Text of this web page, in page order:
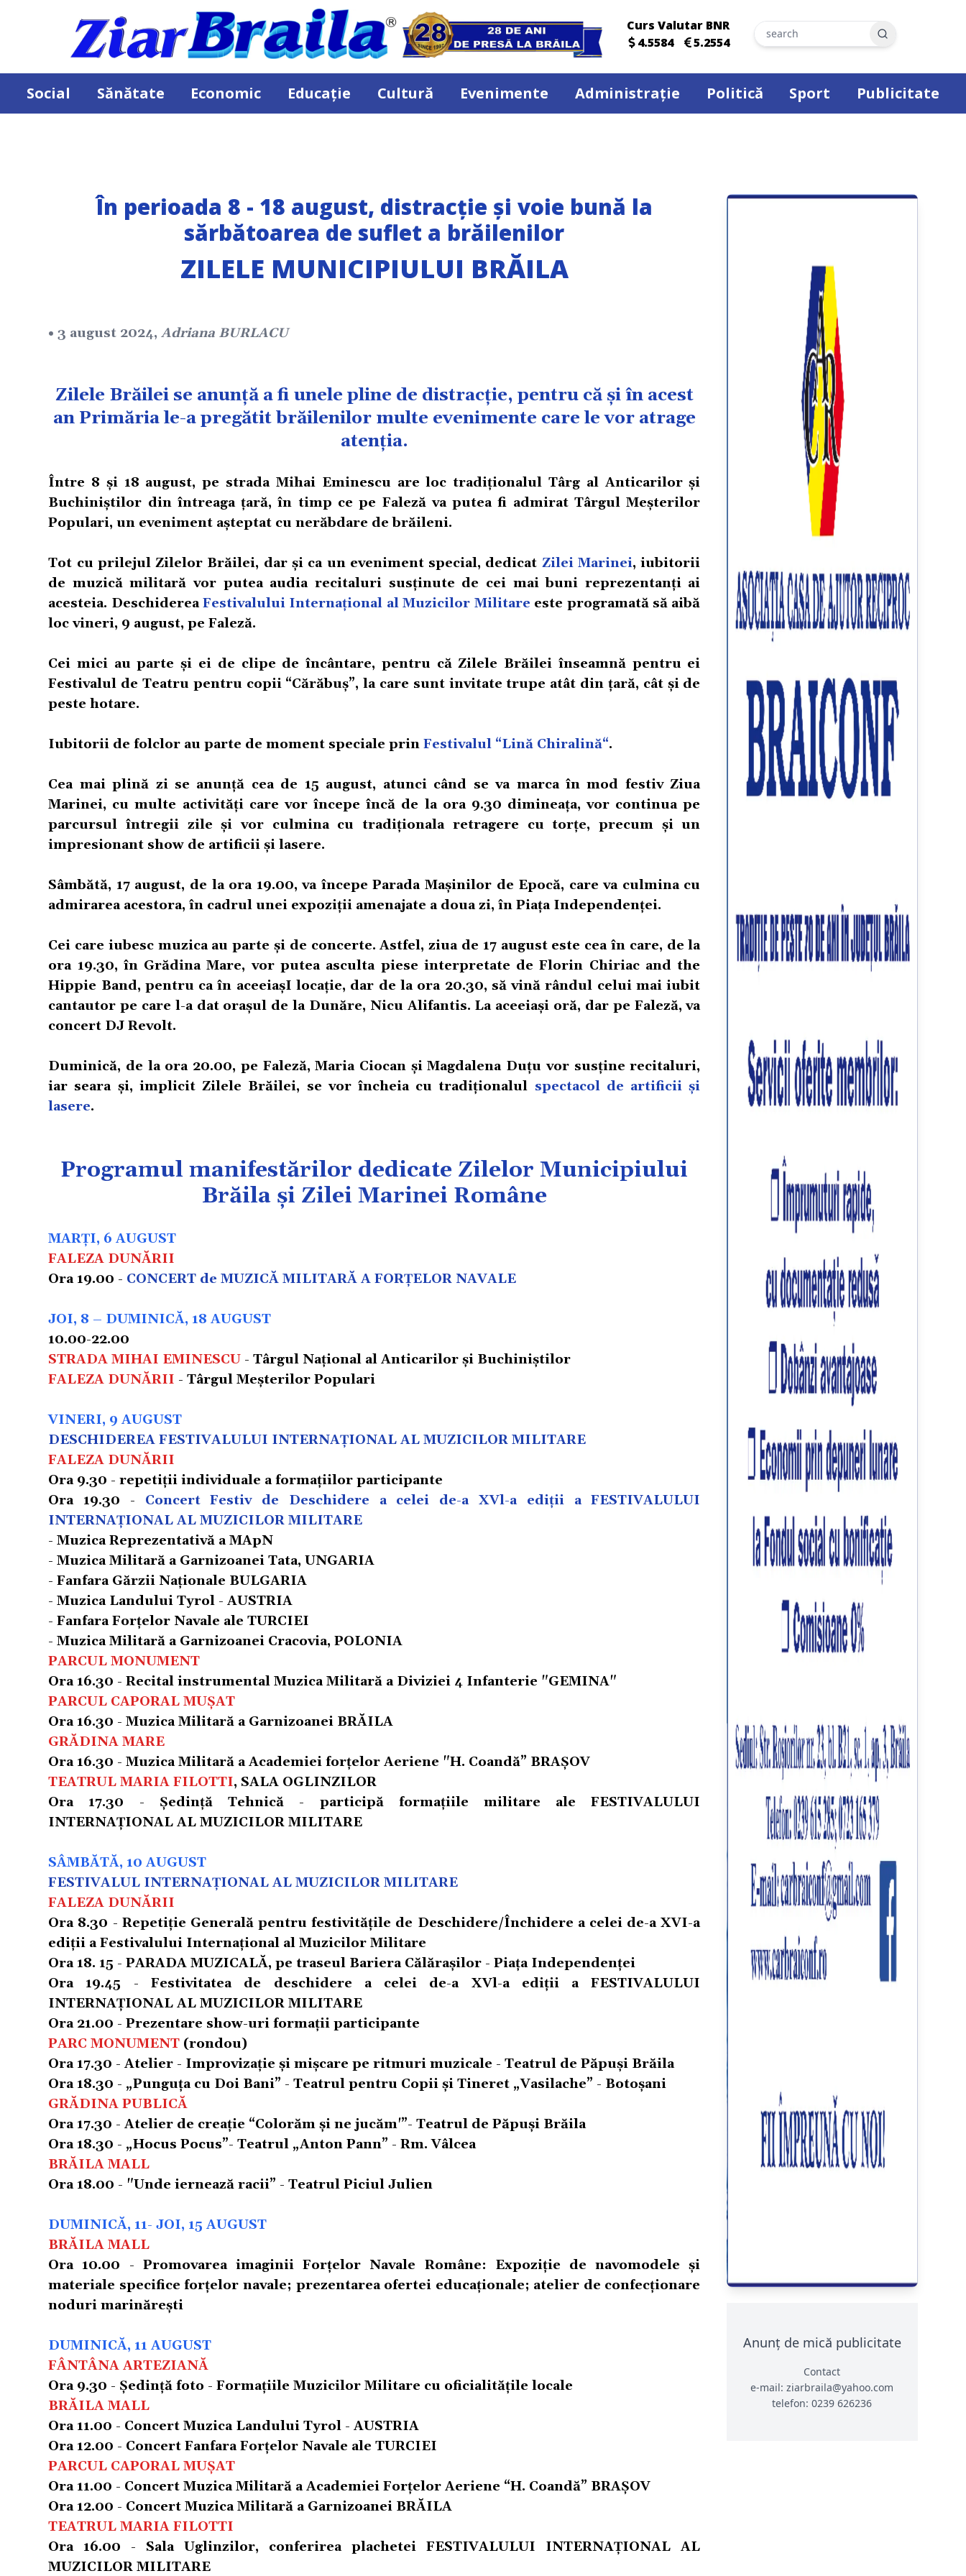
Curs Valutar BNR
4.5584
5.2554
Search
Social Sănătate Economic Educație Cultură Evenimente Administrație Politică Sport Publicitate
În perioada 8 - 18 august, distracție și voie bună la
sărbătoarea de suflet a brăilenilor
ZILELE MUNICIPIULUI BRĂILA
• 3 august 2024,Adriana BURLACU
Zilele Brăilei se anunță a fi unele pline de distracție, pentru că și în acest
an Primăria le-a pregătit brăilenilor multe evenimente care le vor atrage
atenția.
Între 8 și 18 august, pe strada Mihai Eminescu are loc tradiționalul Târg al Anticarilor și
Buchiniștilor din întreaga țară, în timp ce pe Faleză va putea fi admirat Târgul Meșterilor
Populari, un eveniment așteptat cu nerăbdare de brăileni.
Tot cu prilejul Zilelor Brăilei, dar și ca un eveniment special, dedicat Zilei Marinei, iubitorii
de muzică militară vor putea audia recitaluri susținute de cei mai buni reprezentanți ai
acesteia. DeschidereaFestivalului Internațional al Muzicilor Militare este programată să aibă
loc vineri, 9 august, pe Faleză.
Cei mici au parte și ei de clipe de încântare, pentru că Zilele Brăilei înseamnă pentru ei
Festivalul de Teatru pentru copii “Cărăbuș”, la care sunt invitate trupe atât din țară, cât și de
peste hotare.
Iubitorii de folclor au parte de moment speciale prinFestivalul “Lină Chiralină“.
Cea mai plină zi se anunță cea de 15 august, atunci când se va marca în mod festiv Ziua
Marinei, cu multe activități care vor începe încă de la ora 9.30 dimineața, vor continua pe
parcursul întregii zile și vor culmina cu tradiționala retragere cu torțe, precum și un
impresionant show de artificii și lasere.
Sâmbătă, 17 august, de la ora 19.00, va începe Parada Mașinilor de Epocă, care va culmina cu
admirarea acestora, în cadrul unei expoziții amenajate a doua zi, în Piața Independenței.
Cei care iubesc muzica au parte și de concerte. Astfel, ziua de 17 august este cea în care, de la
ora 19.30, în Grădina Mare, vor putea asculta piese interpretate de Florin Chiriac and the
Hippie Band, pentru ca în aceeiașI locație, dar de la ora 20.30, să vină rândul celui mai iubit
cantautor pe care l-a dat orașul de la Dunăre, Nicu Alifantis. La aceeiași oră, dar pe Faleză, va
concert DJ Revolt.
Duminică, de la ora 20.00, pe Faleză, Maria Ciocan și Magdalena Duțu vor susține recitaluri,
iar seara și, implicit Zilele Brăilei, se vor încheia cu tradiționalul spectacol de artificii și
lasere.
Programul manifestărilor dedicate Zilelor Municipiului
Brăila și Zilei Marinei Române
MARȚI, 6 AUGUST
FALEZA DUNĂRII
Ora 19.00 - CONCERT de MUZICĂ MILITARĂ A FORȚELOR NAVALE
JOI, 8 – DUMINICĂ, 18 AUGUST
10.00-22.00
STRADA MIHAI EMINESCU - Târgul Naţional al Anticarilor și Buchiniştilor
FALEZA DUNĂRII - Târgul Meșterilor Populari
VINERI, 9 AUGUST
DESCHIDEREA FESTIVALULUI INTERNAȚIONAL AL MUZICILOR MILITARE
FALEZA DUNĂRII
Ora 9.30 - repetiţii individuale a formaţiilor participante
Ora 19.30 - Concert Festiv de Deschidere a celei de-a XVl-a ediții a FESTIVALULUI
INTERNAȚIONAL AL MUZICILOR MILITARE
- Muzica Reprezentativă a MApN
- Muzica Militară a Garnizoanei Tata, UNGARIA
- Fanfara Gărzii Naţionale BULGARIA
- Muzica Landului Tyrol - AUSTRIA
- Fanfara Forțelor Navale ale TURCIEI
- Muzica Militară a Garnizoanei Cracovia, POLONIA
PARCUL MONUMENT
Ora 16.30 - Recital instrumental Muzica Militară a Diviziei 4 Infanterie "GEMINA"
PARCUL CAPORAL MUȘAT
Ora 16.30 - Muzica Militară a Garnizoanei BRĂILA
GRĂDINA MARE
Ora 16.30 - Muzica Militară a Academiei forțelor Aeriene "H. Coandă” BRAȘOV
TEATRUL MARIA FILOTTI, SALA OGLINZILOR
Ora 17.30 - Şedinţă Tehnică - participă formaţiile militare ale FESTIVALULUI
INTERNAȚIONAL AL MUZICILOR MILITARE
SÂMBĂTĂ, 10 AUGUST
FESTIVALUL INTERNAȚIONAL AL MUZICILOR MILITARE
FALEZA DUNĂRII
Ora 8.30 - Repetiţie Generală pentru festivitățile de Deschidere/Închidere a celei de-a XVI-a
ediţii a Festivalului Internaţional al Muzicilor Militare
Ora 18. 15 - PARADA MUZICALĂ, pe traseul Bariera Călăraşilor - Piaţa Independenţei
Ora 19.45 - Festivitatea de deschidere a celei de-a XVl-a ediţii a FESTIVALULUI
INTERNAȚIONAL AL MUZICILOR MILITARE
Ora 21.00 - Prezentare show-uri formaţii participante
PARC MONUMENT (rondou)
Ora 17.30 - Atelier - Improvizaţie și mișcare pe ritmuri muzicale - Teatrul de Păpuşi Brăila
Ora 18.30 - „Punguţa cu Doi Bani” - Teatrul pentru Copii şi Tineret „Vasilache” - Botoşani
GRĂDINA PUBLICĂ
Ora 17.30 - Atelier de creaţie “Colorăm şi ne jucăm'”- Teatrul de Păpuși Brăila
Ora 18.30 - „Hocus Pocus”- Teatrul „Anton Pann” - Rm. Vâlcea
BRĂILA MALL
Ora 18.00 - "Unde iernează racii” - Teatrul Piciul Julien
DUMINICĂ, 11- JOI, 15 AUGUST
BRĂILA MALL
Ora 10.00 - Promovarea imaginii Forţelor Navale Române: Expoziţie de navomodele și
materiale specifice forţelor navale; prezentarea ofertei educaţionale; atelier de confecționare
noduri marinărești
DUMINICĂ, 11 AUGUST
FÂNTÂNA ARTEZIANĂ
Ora 9.30 - Şedinţă foto - Formaţiile Muzicilor Militare cu oficialităţile locale
BRĂILA MALL
Ora 11.00 - Concert Muzica Landului Tyrol - AUSTRIA
Ora 12.00 - Concert Fanfara Forţelor Navale ale TURCIEI
PARCUL CAPORAL MUȘAT
Ora 11.00 - Concert Muzica Militară a Academiei Forţelor Aeriene “H. Coandă” BRAŞOV
Ora 12.00 - Concert Muzica Militară a Garnizoanei BRĂILA
TEATRUL MARIA FILOTTI
Ora 16.00 - Sala Uglinzilor, conferirea plachetei FESTIVALULUI INTERNAȚIONAL AL
MUZICILOR MILITARE
Anunț de mică publicitate
Contact
e-mail: ziarbraila@yahoo.com
telefon: 0239 626236